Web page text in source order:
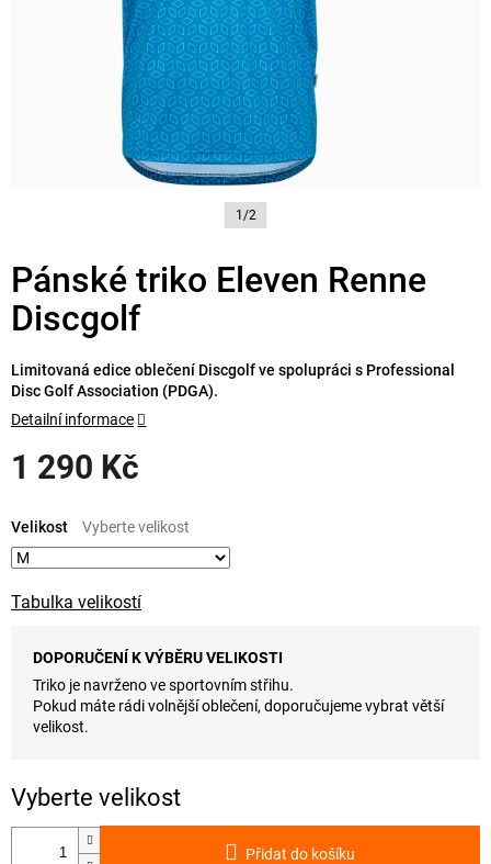
1/2
Pánské triko Eleven Renne
Discgolf
1 290 Kč
cena:
Tabulka velikostí
DOPORUČENÍ K VÝBĚRU VELIKOSTI
Triko je navrženo ve sportovním střihu.
Pokud máte rádi volnější oblečení, doporučujeme vybrat větší
velikost.
Velikost
Přidat do košíku
Limitovaná edice oblečení Discgolf ve spolupráci s Professional
Disc Golf Association (PDGA).
Detailní informace